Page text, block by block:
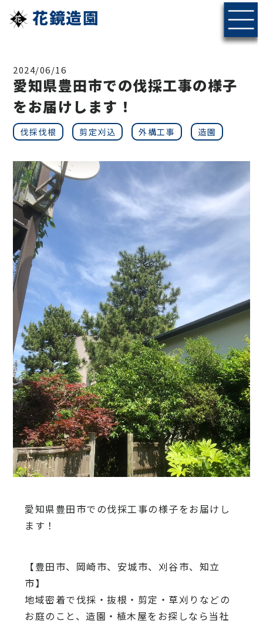
花鏡造園
2024/06/16
愛知県豊田市での伐採工事の様子
をお届けします！
伐採伐根 剪定刈込 外構工事 造園
愛知県豊田市での伐採工事の様子をお届けし
ます！
【豊田市、岡崎市、安城市、刈谷市、知立
市】
地域密着で伐採・抜根・剪定・草刈りなどの
お庭のこと、造園・植木屋をお探しなら当社